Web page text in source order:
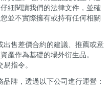
細閱讀我們的法律文件，並確
並不實際擁有或持有任何相關
售差價合約的建議、推薦或意
產作為基礎的場外衍生品。
指令。
牌，透過以下公司進行運營：